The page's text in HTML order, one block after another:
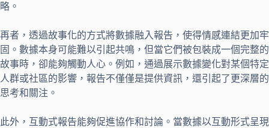
略。
再者，透過故事化的方式將數據融入報告，使得情感連結更加牢
固。數據本身可能難以引起共鳴，但當它們被包裝成一個完整的
故事時，卻能夠觸動人心。例如，通過展示數據變化對某個特定
人群或社區的影響，報告不僅僅是提供資訊，還引起了更深層的
思考和關注。
此外，互動式報告能夠促進協作和討論。當數據以互動形式呈現